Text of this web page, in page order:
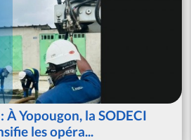
Yopougon, la SODECI
les opéra...